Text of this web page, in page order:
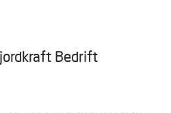
Bedrift